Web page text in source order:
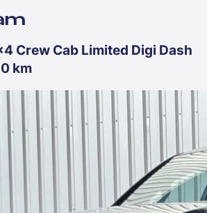
Crew Cab Limited Digi Dash
km